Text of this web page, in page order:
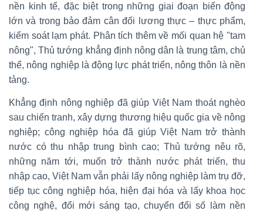
nền kinh tế, đặc biệt trong những giai đoạn biến động
lớn và trong bảo đảm cân đối lương thực – thực phẩm,
kiểm soát lạm phát. Phân tích thêm về mối quan hệ "tam
nông", Thủ tướng khẳng định nông dân là trung tâm, chủ
thể, nông nghiệp là động lực phát triển, nông thôn là nền
tảng.
Khẳng định nông nghiệp đã giúp Việt Nam thoát nghèo
sau chiến tranh, xây dựng thương hiệu quốc gia về nông
nghiệp; công nghiệp hóa đã giúp Việt Nam trở thành
nước có thu nhập trung bình cao; Thủ tướng nêu rõ,
những năm tới, muốn trở thành nước phát triển, thu
nhập cao, Việt Nam vẫn phải lấy nông nghiệp làm trụ đỡ,
tiếp tục công nghiệp hóa, hiện đại hóa và lấy khoa học
công nghệ, đổi mới sáng tạo, chuyển đổi số làm nền